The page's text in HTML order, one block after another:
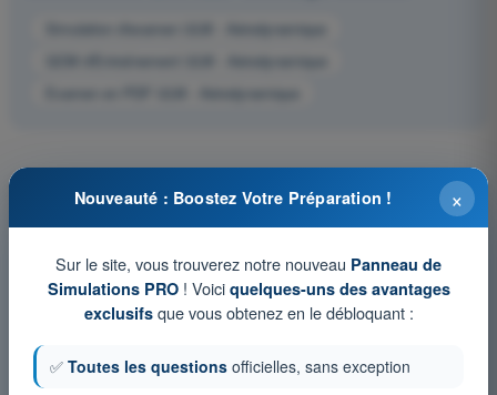
Simulation d'examen ULM - Aérodynamique
QCM d'Entraînement ULM - Aérodynamique
Examen en PDF ULM - Aérodynamique
×
Nouveauté : Boostez Votre Préparation !
Sur le site, vous trouverez notre nouveau Panneau de
Simulations PRO! Voici quelques-uns des avantages
exclusifsque vous obtenez en le débloquant :
✅ Toutes les questions officielles, sans exception